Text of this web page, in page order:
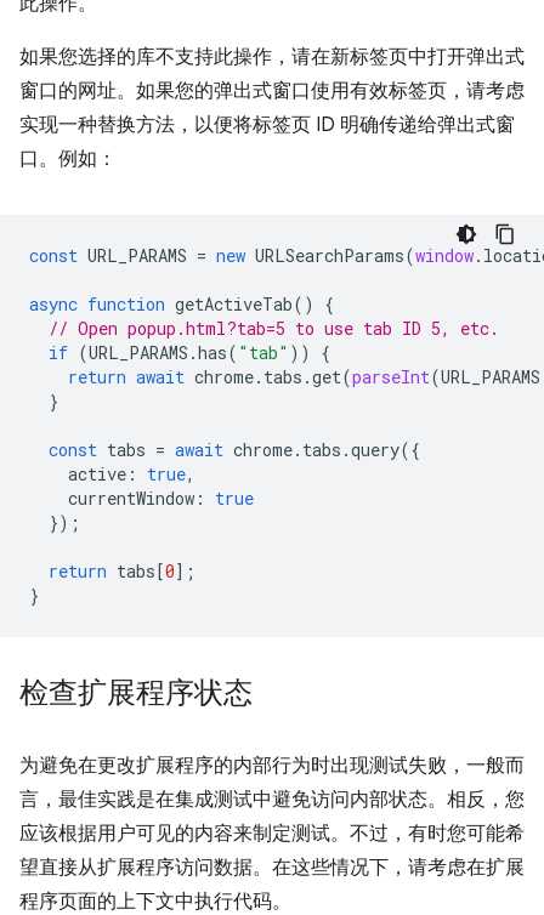
如果您选择的库不支持此操作，请在新标签页中打开弹出式
窗口的网址。如果您的弹出式窗口使用有效标签页，请考虑
实现一种替换方法，以便将标签页 ID 明确传递给弹出式窗
口。例如：
const URL_PARAMS = new URLSearchParams(window.
async function getActiveTab()
{
// Open popup.html?tab=5 to use tab ID 5, etc.
if (URL_PARAMS .has( "tab" ))
{
return await chrome. tabs .get(parseInt(URL_PARAMS
}
const tabs = await chrome. tabs .query({
active : true,
currentWindow :
true
});
return tabs[0];
}
检查扩展程序状态
为避免在更改扩展程序的内部行为时出现测试失败，一般而
言，最佳实践是在集成测试中避免访问内部状态。相反，您
应该根据用户可见的内容来制定测试。不过，有时您可能希
望直接从扩展程序访问数据。在这些情况下，请考虑在扩展
程序页面的上下文中执行代码。